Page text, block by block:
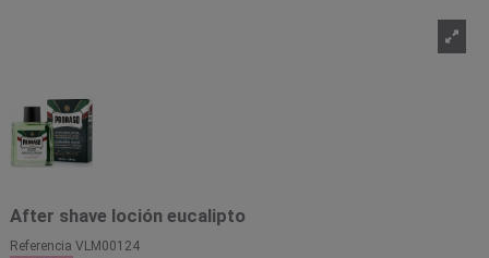
After shave loción eucalipto
Referencia VLM00124